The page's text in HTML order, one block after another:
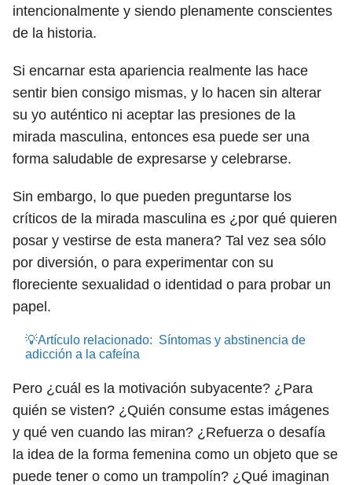
intencionalmente y siendo plenamente conscientes
de la historia.
Si encarnar esta apariencia realmente las hace
sentir bien consigo mismas, y lo hacen sin alterar
su yo auténtico ni aceptar las presiones de la
mirada masculina, entonces esa puede ser una
forma saludable de expresarse y celebrarse.
Sin embargo, lo que pueden preguntarse los
críticos de la mirada masculina es ¿por qué quieren
posar y vestirse de esta manera? Tal vez sea sólo
por diversión, o para experimentar con su
floreciente sexualidad o identidad o para probar un
papel.
💡Artículo relacionado: Síntomas y abstinencia de
adicción a la cafeína
Pero ¿cuál es la motivación subyacente? ¿Para
quién se visten? ¿Quién consume estas imágenes
y qué ven cuando las miran? ¿Refuerza o desafía
la idea de la forma femenina como un objeto que se
puede tener o como un trampolín? ¿Qué imaginan